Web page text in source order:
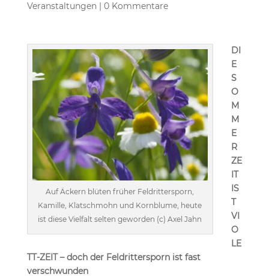
Veranstaltungen| 0 Kommentare
Auf Äckern blüten früher Feldrittersporn,
Kamille, Klatschmohn und Kornblume, heute
ist diese Vielfalt selten geworden (c) Axel Jahn
DI
E
S
O
M
M
E
R
ZE
IT
IS
T
VI
O
LE
TT-ZEIT – doch der Feldrittersporn ist fast
verschwunden